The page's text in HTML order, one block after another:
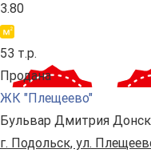
3.80
53 т.р.
Продана
ЖК "Плещеево"
Бульвар Дмитрия
г. Подольск, ул.